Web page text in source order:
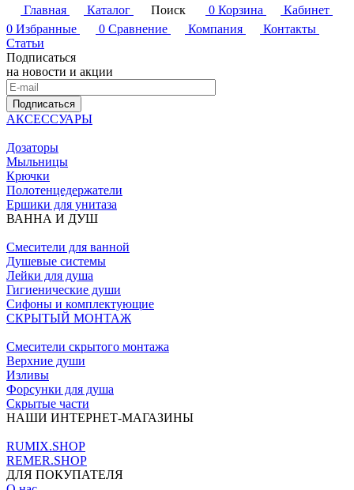
Главная
Каталог Поиск 0 Корзина
Кабинет
0 Избранные 0 Сравнение Компания
Контакты
Статьи
Подписаться
на новости и акции
Подписаться
АКСЕССУАРЫ
Дозаторы
Мыльницы
Крючки
Полотенцедержатели
Ершики для унитаза
ВАННА И ДУШ
Смесители для ванной
Душевые системы
Лейки для душа
Гигиенические души
Сифоны и комплектующие
СКРЫТЫЙ МОНТАЖ
Смесители скрытого монтажа
Верхние души
Изливы
Форсунки для душа
Скрытые части
НАШИ ИНТЕРНЕТ-МАГАЗИНЫ
RUMIX.SHOP
REMER.SHOP
ДЛЯ ПОКУПАТЕЛЯ